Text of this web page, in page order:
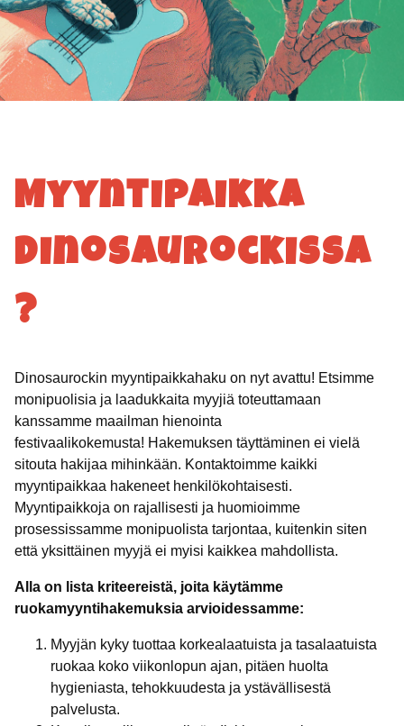
Myyntipaikka
Dinosaurockissa
?
Dinosaurockin myyntipaikkahaku on nyt avattu! Etsimme
monipuolisia ja laadukkaita myyjiä toteuttamaan
kanssamme maailman hienointa
festivaalikokemusta! Hakemuksen täyttäminen ei vielä
sitouta hakijaa mihinkään. Kontaktoimme kaikki
myyntipaikkaa hakeneet henkilökohtaisesti.
Myyntipaikkoja on rajallisesti ja huomioimme
prosessissamme monipuolista tarjontaa, kuitenkin siten
että yksittäinen myyjä ei myisi kaikkea mahdollista.
Alla on lista kriteereistä, joita käytämme
ruokamyyntihakemuksia arvioidessamme:
Myyjän kyky tuottaa korkealaatuista ja tasalaatuista
ruokaa koko viikonlopun ajan, pitäen huolta
hygieniasta, tehokkuudesta ja ystävällisestä
palvelusta.